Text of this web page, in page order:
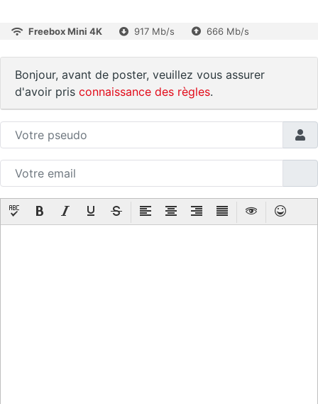
Freebox Mini 4K 917 Mb/s 666 Mb/s
Bonjour, avant de poster, veuillez vous assurer
d'avoir pris connaissance des règles.